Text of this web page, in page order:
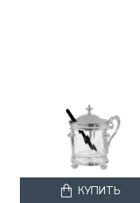
КУПИТЬ